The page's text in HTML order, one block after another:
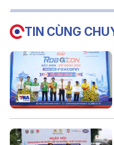
TIN CÙNG